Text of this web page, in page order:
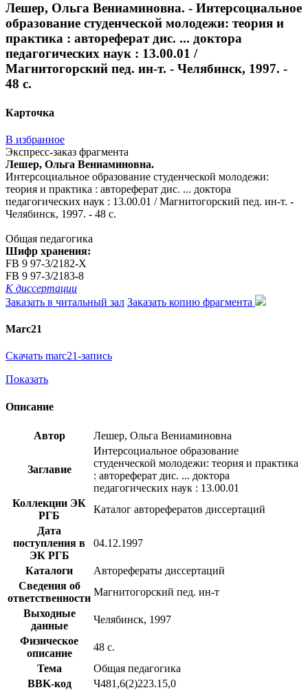
Лешер, Ольга Вениаминовна. - Интерсоциальное
образование студенческой молодежи: теория и
практика : автореферат дис. ... доктора
педагогических наук : 13.00.01 /
Магнитогорский пед. ин-т. - Челябинск, 1997. -
48 с.
Карточка
В избранное
Экспресс-заказ фрагмента
Лешер, Ольга Вениаминовна.
Интерсоциальное образование студенческой молодежи:
теория и практика : автореферат дис. ... доктора
педагогических наук : 13.00.01 / Магнитогорский пед. ин-т. -
Челябинск, 1997. - 48 с.
Общая педагогика
Шифр хранения:
FB 9 97-3/2182-X
FB 9 97-3/2183-8
К диссертации
Заказать в читальный зал Заказать копию фрагмента
Marc21
Скачать marc21-запись
Показать
Описание
Автор Лешер, Ольга Вениаминовна
Заглавие
Интерсоциальное образование
студенческой молодежи: теория и практика
: автореферат дис. ... доктора
педагогических наук : 13.00.01
Коллекции ЭК
РГБ
Каталог авторефератов диссертаций
Дата
поступления в
ЭК РГБ
04.12.1997
Каталоги
Авторефераты диссертаций
Сведения об
ответственности
Магнитогорский пед. ин-т
Выходные
данные
Челябинск, 1997
Физическое
описание
48 с.
Тема
Общая педагогика
BBK-код
Ч481,6(2)223.15,0